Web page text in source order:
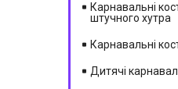
Карнавальні
штучного хутра
Карнавальні
Дитячі